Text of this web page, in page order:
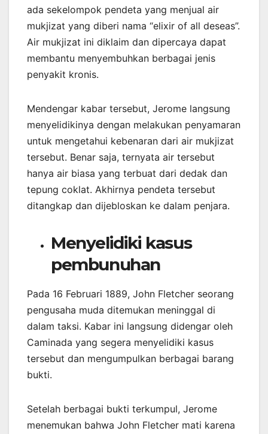
ada sekelompok pendeta yang menjual air
mukjizat yang diberi nama “elixir of all deseas”.
Air mukjizat ini diklaim dan dipercaya dapat
membantu menyembuhkan berbagai jenis
penyakit kronis.
Mendengar kabar tersebut, Jerome langsung
menyelidikinya dengan melakukan penyamaran
untuk mengetahui kebenaran dari air mukjizat
tersebut. Benar saja, ternyata air tersebut
hanya air biasa yang terbuat dari dedak dan
tepung coklat. Akhirnya pendeta tersebut
ditangkap dan dijebloskan ke dalam penjara.
Menyelidiki kasus
pembunuhan
Pada 16 Februari 1889, John Fletcher seorang
pengusaha muda ditemukan meninggal di
dalam taksi. Kabar ini langsung didengar oleh
Caminada yang segera menyelidiki kasus
tersebut dan mengumpulkan berbagai barang
bukti.
Setelah berbagai bukti terkumpul, Jerome
menemukan bahwa John Fletcher mati karena